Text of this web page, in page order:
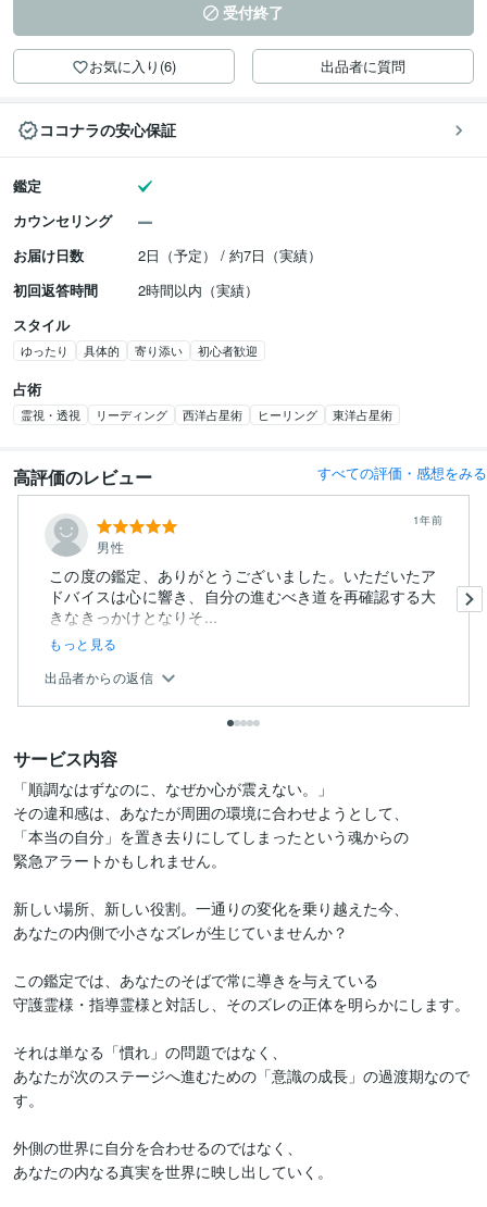
受付終了
お気に入り(6) 出品者に質問
ココナラの安心保証
鑑定
カウンセリング
お届け日数
2日（予定） / 約7日（実績）
初回返答時間
2時間以内（実績）
スタイル
ゆったり 具体的 寄り添い 初心者歓迎
占術
霊視・透視 リーディング 西洋占星術 ヒーリング 東洋占星術
高評価のレビュー すべての評価・感想をみる
男性
1年前
この度の鑑定、ありがとうございました。いただいたア
ドバイスは心に響き、自分の進むべき道を再確認する大
きなきっかけとなりそ...
もっと見る
出品者からの返信
サービス内容
「順調なはずなのに、なぜか心が震えない。」
その違和感は、あなたが周囲の環境に合わせようとして、
「本当の自分」を置き去りにしてしまったという魂からの
緊急アラートかもしれません。
新しい場所、新しい役割。一通りの変化を乗り越えた今、
あなたの内側で小さなズレが生じていませんか？
この鑑定では、あなたのそばで常に導きを与えている
守護霊様・指導霊様と対話し、そのズレの正体を明らかにします。
それは単なる「慣れ」の問題ではなく、
あなたが次のステージへ進むための「意識の成長」の過渡期なので
す。
外側の世界に自分を合わせるのではなく、
あなたの内なる真実を世界に映し出していく。